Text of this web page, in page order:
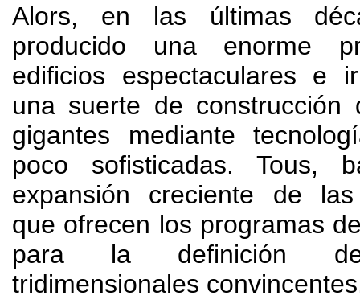
Alors, en las últimas
producido una enorme
edificios espectaculares e
una suerte de construcción
gigantes mediante
poco sofisticadas. Tous,
expansión creciente de las
que ofrecen los programas
para la definición de
tridimensionales convincentes